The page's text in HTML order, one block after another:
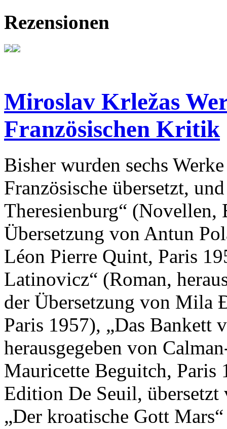
Rezensionen
Miroslav Krležas
Französischen Kritik
Bisher wurden sechs
Französische übersetzt,
Theresienburg“
Übersetzung von Antun
Léon Pierre Quint, Paris
Latinovicz“ (Roman,
der Übersetzung von Mila
Paris 1957), „Das Bankett
herausgegeben von
Mauricette Beguitch, Paris
Edition De Seuil,
„Der kroatische Gott